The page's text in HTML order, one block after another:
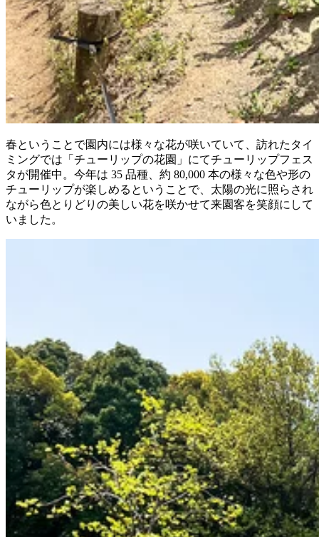
春ということで園内には様々な花が咲いていて、訪れたタイ
ミングでは「チューリップの花園」にてチューリップフェス
タが開催中。今年は 35 品種、約 80,000 本の様々な色や形の
チューリップが楽しめるということで、太陽の光に照らされ
ながら色とりどりの美しい花を咲かせて来園客を笑顔にして
いました。